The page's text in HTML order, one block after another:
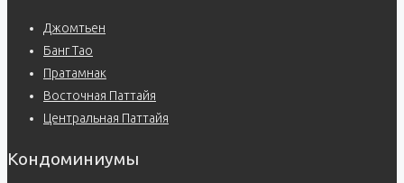
Джомтьен
Банг Тао
Пратамнак
Восточная Паттайя
Центральная Паттайя
Кондоминиумы